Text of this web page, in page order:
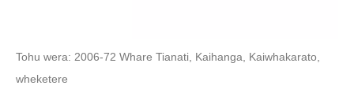
Tohu wera: 2006-72 Whare Tianati, Kaihanga, Kaiwhakarato,
wheketere